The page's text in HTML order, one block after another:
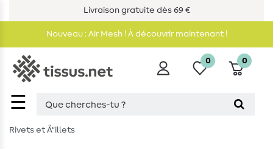
Livraison gratuite dès 69 €
Nouveau : Air Mesh ! À découvrir maintenant !
☰
0 0
Rivets et Å“illets